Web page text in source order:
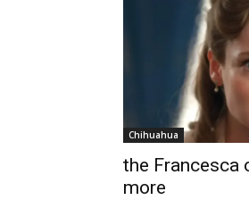
Chihuahua
the Francesca
more